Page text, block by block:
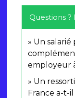
Questions ?
Un
employeur
Un
France a-t-